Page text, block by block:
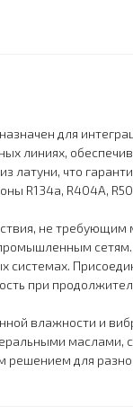
для
линиях,
что
R134a, R404A,
не
при
влажности и
для